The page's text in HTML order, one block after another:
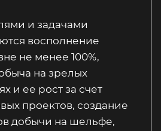
и задачами
восполнение
не менее 100%,
на зрелых
и ее рост за счет
проектов, создание
добычи на шельфе,